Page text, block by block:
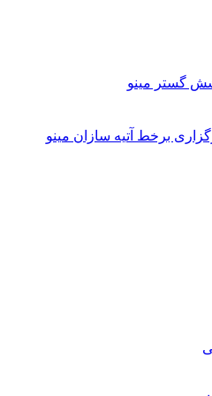
گستر مینو
برخط آتیه سازان مینو